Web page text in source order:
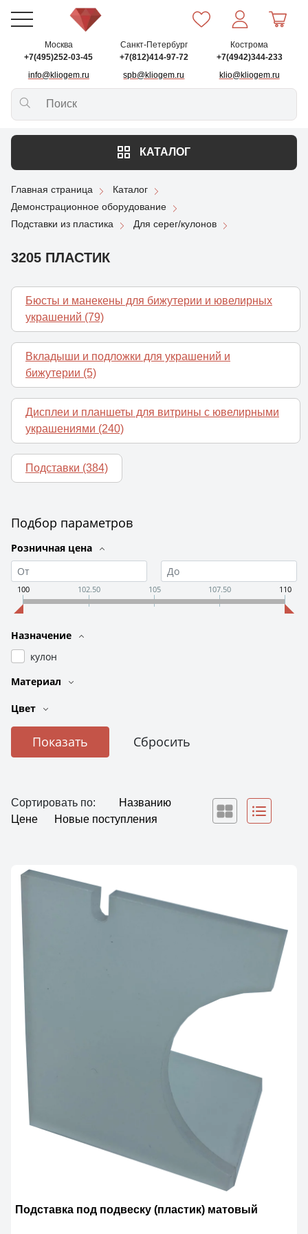
Москва
+7(495)252-03-45
info@kliogem.ru
Санкт-Петербург
+7(812)414-97-72
spb@kliogem.ru
Кострома
+7(4942)344-233
klio@kliogem.ru
КАТАЛОГ
Главная страница
Каталог
Демонстрационное оборудование
Подставки из пластика
Для серег/кулонов
3205 ПЛАСТИК
Бюсты и манекены для бижутерии и ювелирных
украшений (79)
Вкладыши и подложки для украшений и
бижутерии (5)
Дисплеи и планшеты для витрины с ювелирными
украшениями (240)
Подставки (384)
Подбор параметров
Розничная цена
100 102.50 105 107.50 110
Назначение
кулон
Материал
Цвет
Сортировать по:
Названию
Цене
Новые поступления
Подставка под подвеску (пластик) матовый